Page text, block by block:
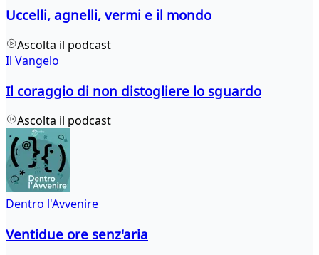
Uccelli, agnelli, vermi e il mondo
Ascolta il podcast
Il Vangelo
Il coraggio di non distogliere lo sguardo
Ascolta il podcast
Dentro l'Avvenire
Ventidue ore senz'aria